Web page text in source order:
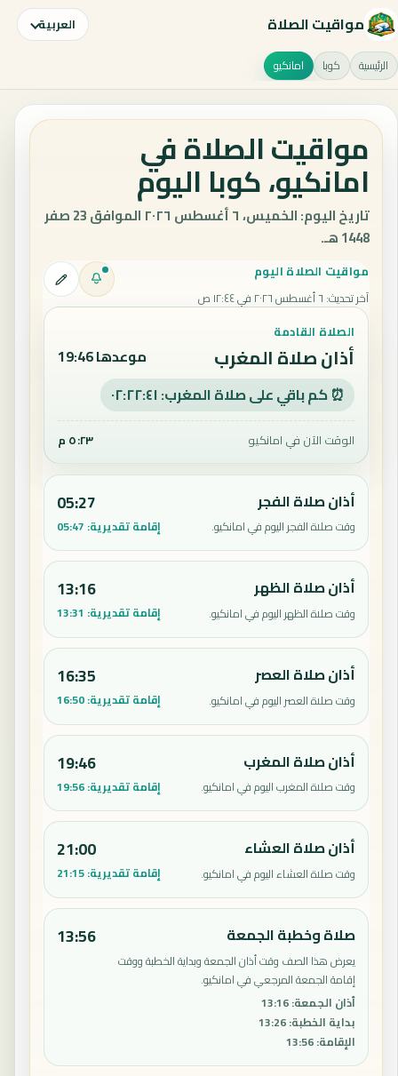
مواقيت الصلاة العربية
الرئيسية كوبا امانكيو
مواقيت الصلاة في
امانكيو، كوبا اليوم
تاريخ اليوم: الخميس، ٦ أغسطس ٢٠٢٦ الموافق 23 صفر
1448 هـ.
مواقيت الصلاة اليوم
آخر تحديث: ٦ أغسطس ٢٠٢٦ في ١٢:٤٤ ص
الصلاة القادمة
أذان صلاة المغرب موعدها 19:46
⏰ كم باقي على صلاة المغرب: ٠٢:٢٢:٤٠
الوقت الآن في امانكيو ٥:٢٣ م
أذان صلاة الفجر
وقت صلاة الفجر اليوم في امانكيو.
05:27
إقامة تقديرية: 05:47
أذان صلاة الظهر
وقت صلاة الظهر اليوم في امانكيو.
13:16
إقامة تقديرية: 13:31
أذان صلاة العصر
وقت صلاة العصر اليوم في امانكيو.
16:35
إقامة تقديرية:16:50
أذان صلاة المغرب
وقت صلاة المغرب اليوم في امانكيو.
19:46
إقامة تقديرية:19:56
أذان صلاة العشاء
وقت صلاة العشاء اليوم في امانكيو.
21:00
إقامة تقديرية:21:15
صلاة وخطبة الجمعة
يعرض هذا الصف وقت أذان الجمعة وبداية الخطبة ووقت
إقامة الجمعة المرجعي في امانكيو.
أذان الجمعة:
13:16
بداية الخطبة:
13:26
الإقامة:
13:56
13:56